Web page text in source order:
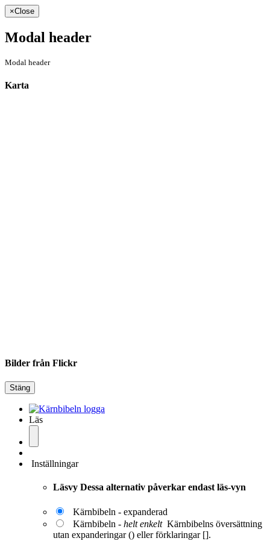
×Close
Modal header
Modal header
Karta
Bilder från Flickr
Stäng
Läs
Inställningar
Läsvy Dessa alternativ påverkar endast läs-vyn
Kärnbibeln - expanderad
Kärnbibeln - helt enkelt Kärnbibelns översättning
utan expanderingar () eller förklaringar [].